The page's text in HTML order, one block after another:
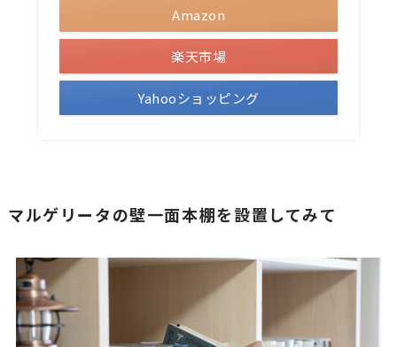
Amazon
楽天市場
Yahooショッピング
マルゲリータの壁一面本棚を設置してみて